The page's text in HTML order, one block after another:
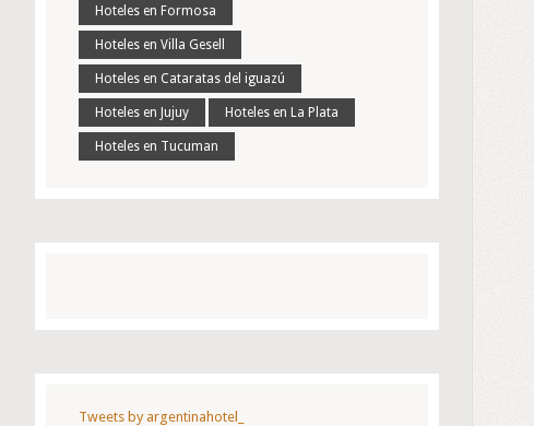
Hoteles en Formosa
Hoteles en Villa Gesell
Hoteles en Cataratas del iguazú
Hoteles en Jujuy Hoteles en La Plata
Hoteles en Tucuman
Tweets by argentinahotel_